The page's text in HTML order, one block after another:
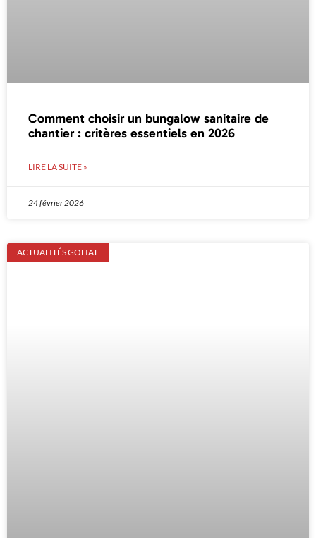
Comment choisir un bungalow sanitaire de
chantier : critères essentiels en 2026
LIRE LA SUITE »
24 février 2026
ACTUALITÉS GOLIAT